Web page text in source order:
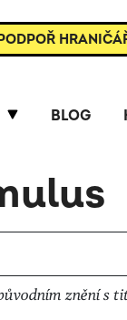
BLOG
znění s